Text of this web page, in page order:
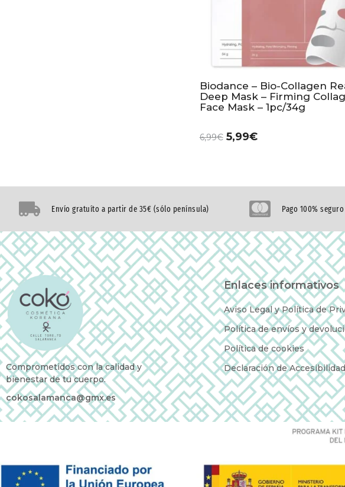
Biodance – Bio-Collagen
Deep Mask – Firming
Face Mask – 1pc/34g
6,99€ 5,99€
Envío gratuíto a partir de 35€ (sólo península) Pago 100% seguro
Comprometidos con la calidad y
bienestar de tu cuerpo.
cokosalamanca@gmx.es
Enlaces informativos
Aviso Legal y Política de
Política de envíos y
Política de cookies
Declaración de Accesibilidad